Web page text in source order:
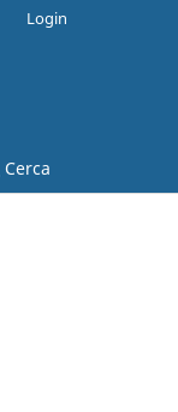
Cerca
Login